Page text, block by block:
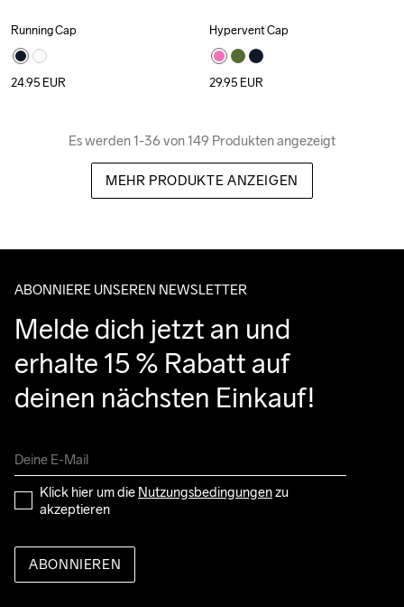
Running Cap
24.95 EUR
Hypervent Cap
29.95 EUR
Es werden 1-36 von 149 Produkten angezeigt
MEHR PRODUKTE ANZEIGEN
ABONNIERE UNSEREN NEWSLETTER
Melde dich jetzt an und
erhalte 15 % Rabatt auf
deinen nächsten Einkauf!
Klick hier um die Nutzungsbedingungen zu
akzeptieren
ABONNIEREN